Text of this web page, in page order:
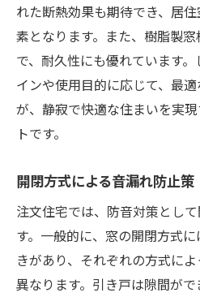
れた断熱効果も期待でき、居
素となります。また、樹脂製
で、耐久性にも優れています
インや使用目的に応じて、最
が、静寂で快適な住まいを実
トです。
開閉方式による音漏れ防止策
注文住宅では、防音対策とし
す。一般的に、窓の開閉方式
きがあり、それぞれの方式に
異なります。引き戸は隙間が